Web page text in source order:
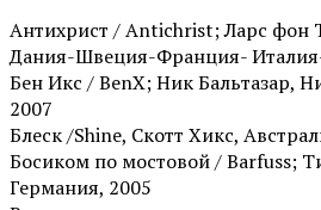
Антихрист / Antichrist; Ларс фон
Дания-Швеция-Франция-
Бен Икс / BenX; Ник Бальтазар,
2007
Блеск /Shine, Скотт Хикс,
Босиком по мостовой / Barfuss;
Германия, 2005